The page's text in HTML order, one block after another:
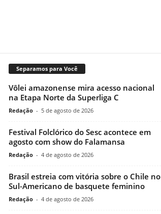
Separamos para Você
Vôlei amazonense mira acesso nacional
na Etapa Norte da Superliga C
Redação - 5 de agosto de 2026
Festival Folclórico do Sesc acontece em
agosto com show do Falamansa
Redação - 4 de agosto de 2026
Brasil estreia com vitória sobre o Chile no
Sul-Americano de basquete feminino
Redação - 4 de agosto de 2026